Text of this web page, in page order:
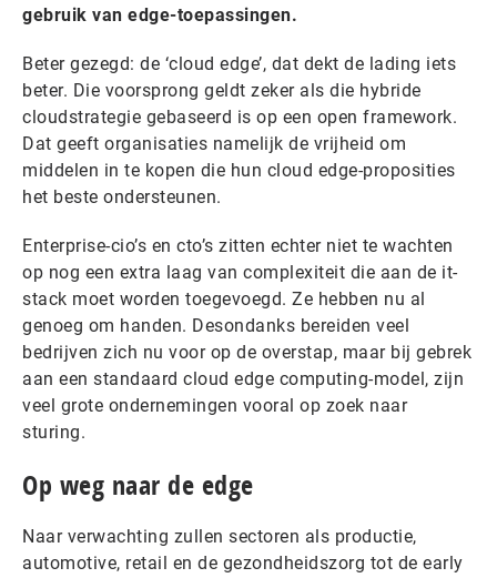
gebruik van edge-toepassingen.
Beter gezegd: de ‘cloud edge’, dat dekt de lading iets
beter. Die voorsprong geldt zeker als die hybride
cloudstrategie gebaseerd is op een open framework.
Dat geeft organisaties namelijk de vrijheid om
middelen in te kopen die hun cloud edge-proposities
het beste ondersteunen.
Enterprise-cio’s en cto’s zitten echter niet te wachten
op nog een extra laag van complexiteit die aan de it-
stack moet worden toegevoegd. Ze hebben nu al
genoeg om handen. Desondanks bereiden veel
bedrijven zich nu voor op de overstap, maar bij gebrek
aan een standaard cloud edge computing-model, zijn
veel grote ondernemingen vooral op zoek naar
sturing.
Op weg naar de edge
Naar verwachting zullen sectoren als productie,
automotive, retail en de gezondheidszorg tot de early